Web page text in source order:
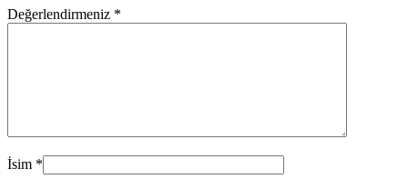
Değerlendirmeniz *
İsim *